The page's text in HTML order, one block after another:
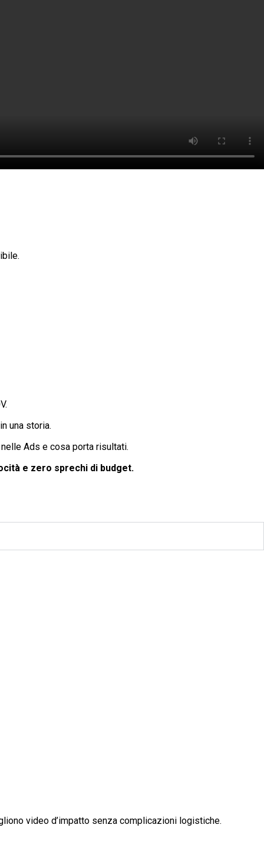
una storia.
Ads e cosa porta risultati.
e zero sprechi di budget.
video d’impatto senza complicazioni logistiche.